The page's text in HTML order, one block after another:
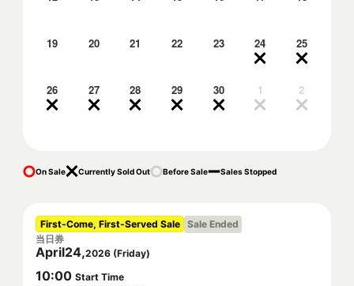
19 20 21 22 23 24 25
26 27 28 29 30 1 2
On Sale Currently Sold Out Before Sale Sales Stopped
First-Come, First-Served Sale Sale Ended
当日券
April24,2026 (Friday)
10:00 Start Time